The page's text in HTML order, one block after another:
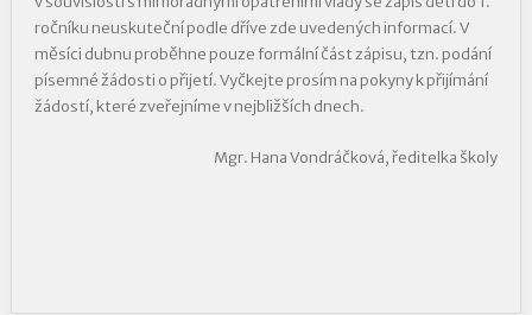
ročníku neuskuteční podle dříve zde uvedených informací. V
měsíci dubnu proběhne pouze formální část zápisu, tzn. podání
písemné žádosti o přijetí. Vyčkejte prosím na pokyny k přijímání
žádostí, které zveřejníme v nejbližších dnech.
Mgr. Hana Vondráčková, ředitelka školy